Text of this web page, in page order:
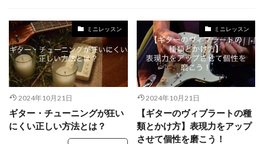
ミニレッスン
2024年10月21日
ギター・チューニングが狂い
にくい正しい方法とは？
ミニレッスン
2024年10月21日
【ギターのヴィブラートの種
類とかけ方】表現力をアップ
させて個性を磨こう！